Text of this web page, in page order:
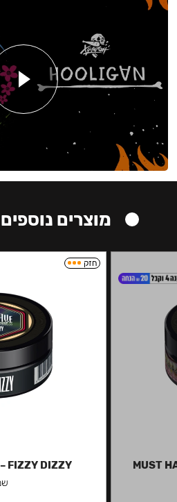
מוצרים נוספים
MUST
חזק
FIZZY DIZZY